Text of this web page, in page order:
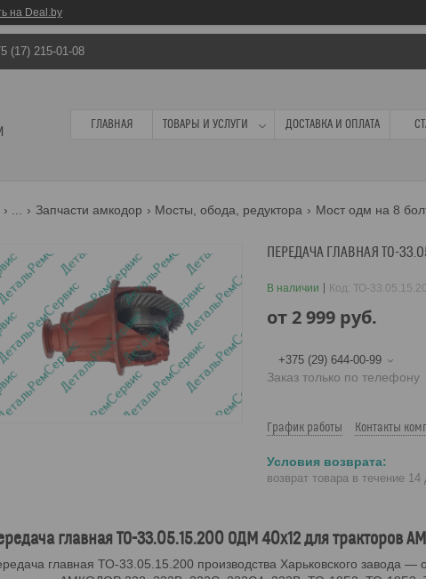
на Deal.by
(17) 215-01-08
ГЛАВНАЯ ТОВАРЫ И УСЛУГИ ДОСТАВКА И ОПЛАТА
Запчасти амкодор Мосты, обода, редуктора Мост одм на 8
ПЕРЕДАЧА ГЛАВНАЯ ТО-
В наличии Код: ТО-
от 2 999 руб.
+375 (29) 644-00-99
Заказ только по телефону
График работы Контакты
возврат товара в течение 14
главная ТО-33.05.15.200 ОДМ 40х12 для тракторов
главная ТО-33.05.15.200 производства Харьковского завода —